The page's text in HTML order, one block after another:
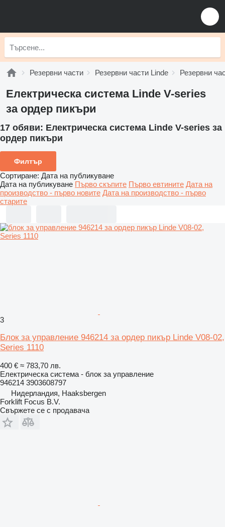
Резервни части Резервни части Linde Резервни
Електрическа система Linde V-series
за ордер пикъри
17 обяви: Електрическа система Linde V-series за
ордер пикъри
Филтър
Сортиране: Дата на публикуване
Дата на публикуване Първо скъпите Първо евтините Дата на
производство - първо новите Дата на производство - първо
старите
3
Блок за управление 946214 за ордер пикър Linde V08-02,
Series 1110
400 € ≈ 783,70 лв.
Електрическа система - блок за управление
946214 3903608797
Нидерландия, Haaksbergen
Forklift Focus B.V.
Свържете се с продавача